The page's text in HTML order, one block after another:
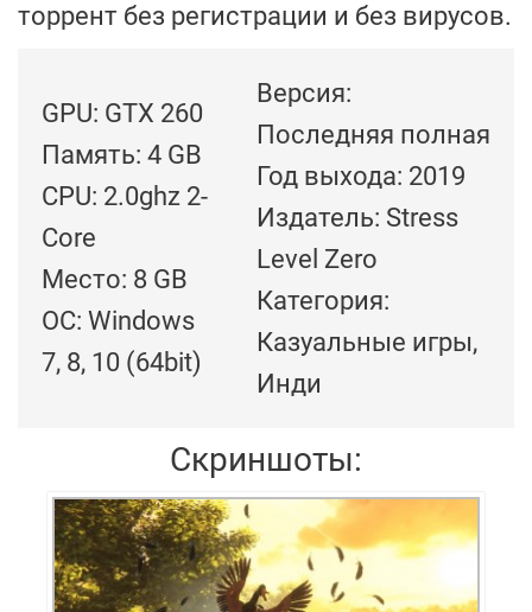
торрент без регистрации и без вирусов.
GPU: GTX 260
Память: 4 GB
CPU: 2.0ghz 2-
Core
Место: 8 GB
ОС: Windows
7, 8, 10 (64bit)
Версия:
Последняя полная
Год выхода: 2019
Издатель: Stress
Level Zero
Категория:
Казуальные игры,
Инди
Скриншоты: